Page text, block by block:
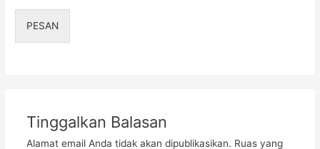
PESAN
Tinggalkan Balasan
Alamat email Anda tidak akan dipublikasikan. Ruas yang